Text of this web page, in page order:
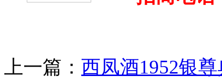
上一篇： 西凤酒1952银